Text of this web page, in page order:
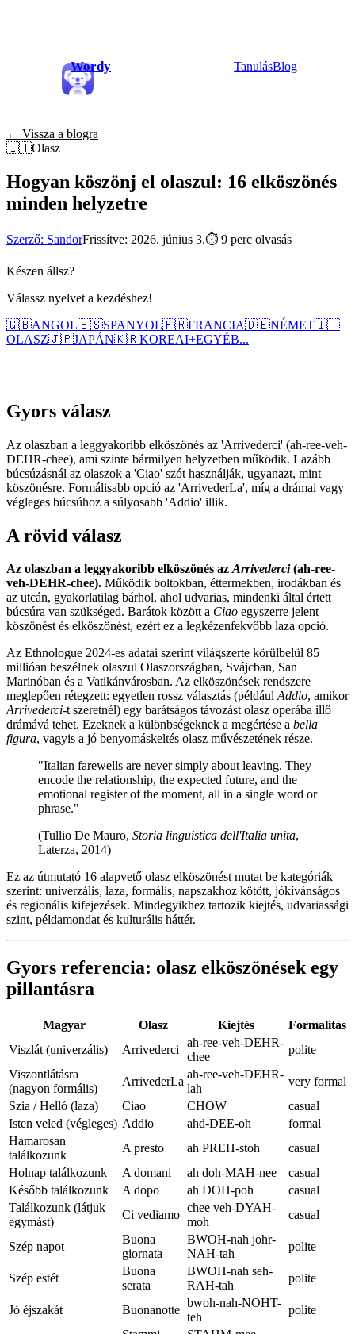
Wordy TanulásBlog
← Vissza a blogra
🇮🇹Olasz
Hogyan köszönj el olaszul: 16 elköszönés
minden helyzetre
Szerző: SandorFrissítve: 2026. június 3.⏱ 9 perc olvasás
Készen állsz?
Válassz nyelvet a kezdéshez!
🇬🇧ANGOL🇪🇸SPANYOL🇫🇷FRANCIA🇩🇪NÉMET🇮🇹
OLASZ🇯🇵JAPÁN🇰🇷KOREAI+EGYÉB...
Gyors válasz
Az olaszban a leggyakoribb elköszönés az 'Arrivederci' (ah-ree-veh-
DEHR-chee), ami szinte bármilyen helyzetben működik. Lazább
búcsúzásnál az olaszok a 'Ciao' szót használják, ugyanazt, mint
köszönésre. Formálisabb opció az 'ArrivederLa', míg a drámai vagy
végleges búcsúhoz a súlyosabb 'Addio' illik.
A rövid válasz
Az olaszban a leggyakoribb elköszönés azArrivederci(ah-ree-
veh-DEHR-chee). Működik boltokban, éttermekben, irodákban és
az utcán, gyakorlatilag bárhol, ahol udvarias, mindenki által értett
búcsúra van szükséged. Barátok között a Ciao egyszerre jelent
köszönést és elköszönést, ezért ez a legkézenfekvőbb laza opció.
Az Ethnologue 2024-es adatai szerint világszerte körülbelül 85
millióan beszélnek olaszul Olaszországban, Svájcban, San
Marinóban és a Vatikánvárosban. Az elköszönések rendszere
meglepően rétegzett: egyetlen rossz választás (példáulAddio, amikor
Arrivederci-t szeretnél) egy barátságos távozást olasz operába illő
drámává tehet. Ezeknek a különbségeknek a megértése a bella
figura, vagyis a jó benyomáskeltés olasz művészetének része.
"Italian farewells are never simply about leaving. They
encode the relationship, the expected future, and the
emotional register of the moment, all in a single word or
phrase."
(Tullio De Mauro, Storia linguistica dell'Italia unita,
Laterza, 2014)
Ez az útmutató 16 alapvető olasz elköszönést mutat be kategóriák
szerint: univerzális, laza, formális, napszakhoz kötött, jókívánságos
és regionális kifejezések. Mindegyikhez tartozik kiejtés, udvariassági
szint, példamondat és kulturális háttér.
Gyors referencia: olasz elköszönések egy
pillantásra
Magyar Olasz Kiejtés
Formalitás
Viszlát (univerzális)
Arrivederci
ah-ree-veh-DEHR-
chee
polite
Viszontlátásra
(nagyon formális)
ArrivederLa
ah-ree-veh-DEHR-
lah
very formal
Szia / Helló (laza)
Ciao CHOW
casual
Isten veled (végleges) Addio ahd-DEE-oh
formal
Hamarosan
találkozunk
A presto ah PREH-stoh
casual
Holnap találkozunk
A domani ah doh-MAH-nee
casual
Később találkozunk
A dopo ah DOH-poh
casual
Találkozunk (látjuk
egymást)
Ci vediamo
chee veh-DYAH-
moh
casual
Szép napot
Buona
giornata
BWOH-nah johr-
NAH-tah
polite
Szép estét
Buona
serata
BWOH-nah seh-
RAH-tah
polite
Jó éjszakát Buonanotte
bwoh-nah-NOHT-
teh
polite